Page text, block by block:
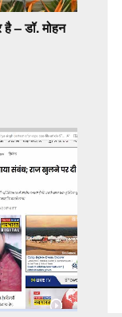
– डॉ. मोहन